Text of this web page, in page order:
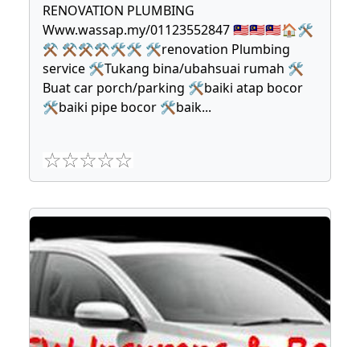
RENOVATION PLUMBING
Www.wassap.my/01123552847 🇲🇾🇲🇾🇲🇾🏠🛠
⚒ ⚒⚒⚒🛠🛠 🛠renovation Plumbing
service 🛠Tukang bina/ubahsuai rumah 🛠
Buat car porch/parking 🛠baiki atap bocor
🛠baiki pipe bocor 🛠baik...